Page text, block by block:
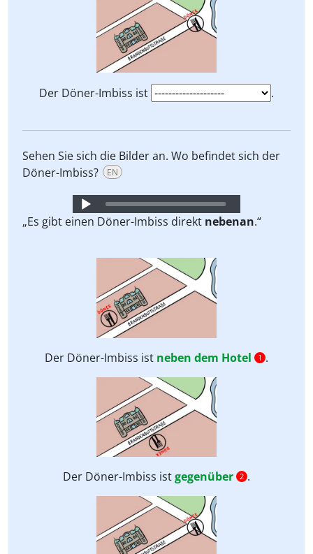
Der Döner-Imbiss ist .
Sehen Sie sich die Bilder an. Wo befindet sich der
Döner-Imbiss?
EN
Audio
Player
„Es gibt einen Döner-Imbiss direkt nebenan.“
Der Döner-Imbiss ist neben dem Hotel 1 .
Der Döner-Imbiss istgegenüber 2 .